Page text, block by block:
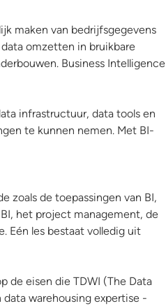
maken van bedrijfsgegevens
omzetten in bruikbare
Business Intelligence
infrastructuur, data tools en
te kunnen nemen. Met BI-
zoals de toepassingen van BI,
het project management, de
Eén les bestaat volledig uit
de eisen die TDWI (The Data
warehousing expertise -